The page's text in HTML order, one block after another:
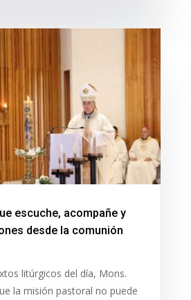
escuche, acompañe y
desde la comunión
litúrgicos del día, Mons.
la misión pastoral no puede